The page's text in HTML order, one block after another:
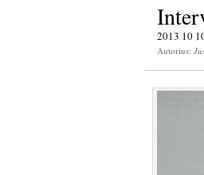
2013 10
Autorius: